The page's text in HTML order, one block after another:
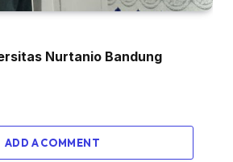
Nurtanio Bandung
ADD A COMMENT